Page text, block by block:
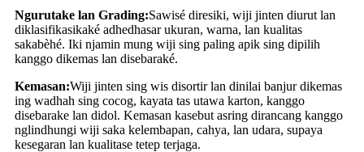
Ngurutake lan Grading:Sawisé diresiki, wiji jinten diurut lan
diklasifikasikaké adhedhasar ukuran, warna, lan kualitas
sakabèhé. Iki njamin mung wiji sing paling apik sing dipilih
kanggo dikemas lan disebaraké.
Kemasan:Wiji jinten sing wis disortir lan dinilai banjur dikemas
ing wadhah sing cocog, kayata tas utawa karton, kanggo
disebarake lan didol. Kemasan kasebut asring dirancang kanggo
nglindhungi wiji saka kelembapan, cahya, lan udara, supaya
kesegaran lan kualitase tetep terjaga.